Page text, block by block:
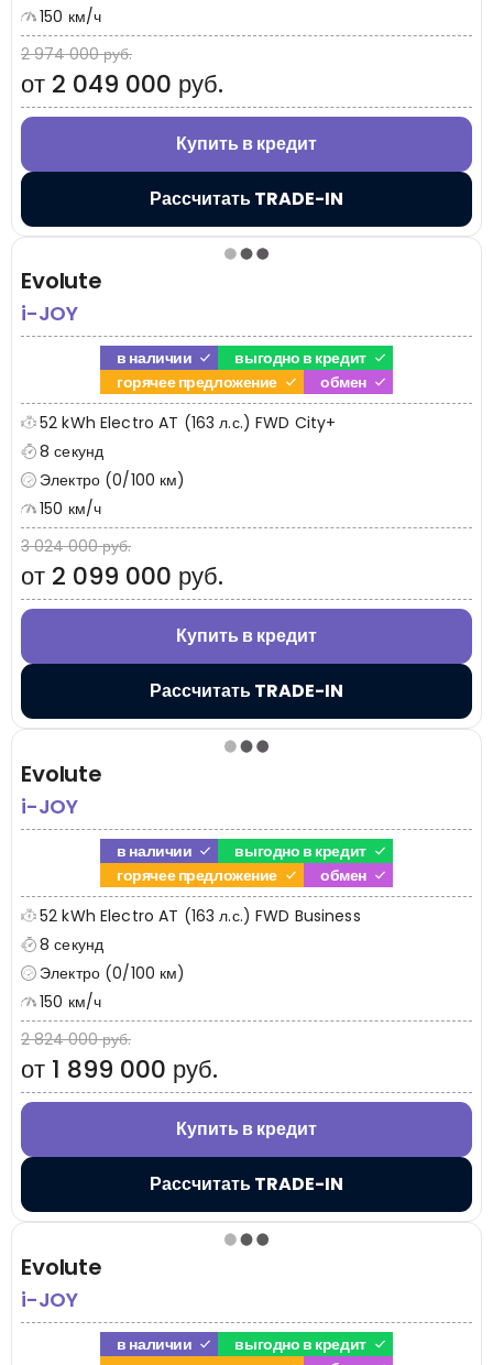
150 км/ч
2 974 000 руб.
от 2 049 000 руб.
Купить в кредит
Рассчитать TRADE-IN
Evolute
i-JOY
в наличии
выгодно в кредит
горячее предложение
обмен
52 kWh Electro AT (163 л.с.) FWD City+
8 секунд
Электро (0/100 км)
150 км/ч
3 024 000 руб.
от 2 099 000 руб.
Купить в кредит
Рассчитать TRADE-IN
Evolute
i-JOY
в наличии
выгодно в кредит
горячее предложение
обмен
52 kWh Electro AT (163 л.с.) FWD Business
8 секунд
Электро (0/100 км)
150 км/ч
2 824 000 руб.
от 1 899 000 руб.
Купить в кредит
Рассчитать TRADE-IN
Evolute
i-JOY
в наличии
выгодно в кредит